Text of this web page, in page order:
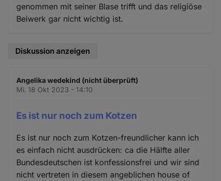
genommen mit seiner Blase trifft und das religiöse
Beiwerk gar nicht wichtig ist.
Diskussion anzeigen
Angelika wedekind (nicht überprüft)
Mi. 18 Okt 2023 - 14:10
Es ist nur noch zum Kotzen
Es ist nur noch zum Kotzen-freundlicher kann ich
es einfach nicht ausdrücken: ca die Hälfte aller
Bundesdeutschen ist konfessionsfrei und wir sind
nicht vertreten in diesem angeblichen house of